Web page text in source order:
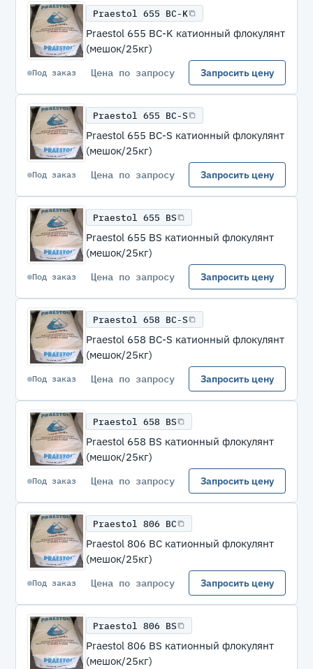
Praestol 655 BC-K
Praestol 655 BC-K катионный флокулянт
(мешок/25кг)
Под заказ Цена по запросу Запросить цену
Praestol 655 BC-S
Praestol 655 BC-S катионный флокулянт
(мешок/25кг)
Под заказ Цена по запросу Запросить цену
Praestol 655 BS
Praestol 655 BS катионный флокулянт
(мешок/25кг)
Под заказ Цена по запросу Запросить цену
Praestol 658 BC-S
Praestol 658 BC-S катионный флокулянт
(мешок/25кг)
Под заказ Цена по запросу Запросить цену
Praestol 658 BS
Praestol 658 BS катионный флокулянт
(мешок/25кг)
Под заказ Цена по запросу Запросить цену
Praestol 806 BC
Praestol 806 BC катионный флокулянт
(мешок/25кг)
Под заказ Цена по запросу Запросить цену
Praestol 806 BS
Praestol 806 BS катионный флокулянт
(мешок/25кг)